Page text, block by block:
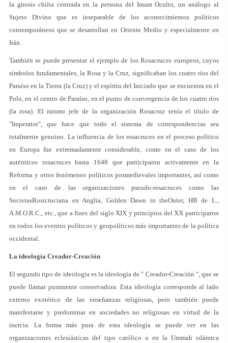
la gnosis chiíta centrada en la persona del Imam Oculto, un análogo al
Sujeto Divino que es inseparable de los acontecimientos políticos
contemporáneos que se desarrollan en Oriente Medio y especialmente en
Irán.
También se puede presentar el ejemplo de los Rosacruces europeos, cuyos
símbolos fundamentales, la Rosa y la Cruz, significaban los cuatro ríos del
Paraíso en la Tierra (la Cruz) y el espíritu del Iniciado que se encuentra en el
Polo, en el centro de Paraíso, en el punto de convergencia de los cuatro ríos
(la rosa). El mismo jefe de la organización Rosacruz tenía el título de
"Imperator", que hace que todo el sistema de correspondencias sea
totalmente genuino. La influencia de los rosacruces en el proceso político
en Europa fue extremadamente considerable, como en el caso de los
auténticos rosacruces hasta 1648 que participaron activamente en la
Reforma y otros fenómenos políticos posmedievales importantes, así como
en el caso de las organizaciones pseudo-rosacruces como las
SocietasRosicruciana en Anglia, Golden Dawn in theOuter, HB de L.,
A.M.O.R.C., etc., que a fines del siglo XIX y principios del XX participaron
en todos los eventos políticos y geopolíticos más importantes de la política
occidental.
La ideología Creador-Creación
El segundo tipo de ideología es la ideología de " Creador-Creación ", que se
puede llamar puramente conservadora. Esta ideología corresponde al lado
externo exotérico de las enseñanzas religiosas, pero también puede
manifestarse y predominar en sociedades no religiosas en virtud de la
inercia. La forma más pura de esta ideología se puede ver en las
organizaciones eclesiásticas del tipo católico o en la Ummah islámica